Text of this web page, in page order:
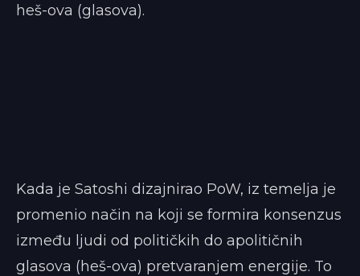
heš-ova (glasova).
Kada je Satoshi dizajnirao PoW, iz temelja je
promenio način na koji se formira konsenzus
između ljudi od političkih do apolitičnih
glasova (heš-ova) pretvaranjem energije. To